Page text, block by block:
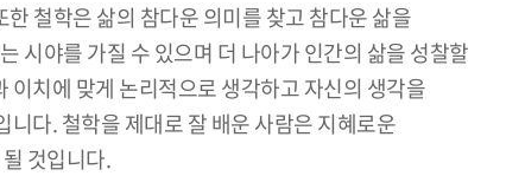
철학은 삶의 참다운 의미를 찾고 참다운 삶을
시야를 가질 수 있으며 더 나아가 인간의 삶을 성찰할
치에 맞게 논리적으로 생각하고 자신의 생각을
다. 철학을 제대로 잘 배운 사람은 지혜로운
것입니다.